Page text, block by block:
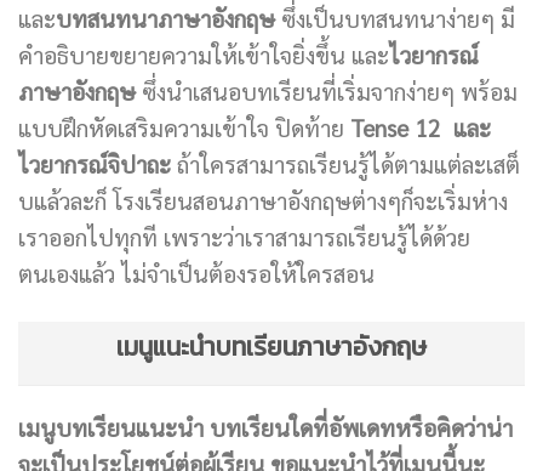
และบทสนทนาภาษาอังกฤษซึ่งเป็นบทสนทนาง่ายๆ มี
คำอธิบายขยายความให้เข้าใจยิ่งขึ้น และไวยากรณ์
ภาษาอังกฤษซึ่งนำเสนอบทเรียนที่เริ่มจากง่ายๆ พร้อม
แบบฝึกหัดเสริมความเข้าใจ ปิดท้าย Tense 12 และ
ไวยากรณ์จิปาถะ ถ้าใครสามารถเรียนรู้ได้ตามแต่ละเสต็
บแล้วละก็ โรงเรียนสอนภาษาอังกฤษต่างๆก็จะเริ่มห่าง
เราออกไปทุกที เพราะว่าเราสามารถเรียนรู้ได้ด้วย
ตนเองแล้ว ไม่จำเป็นต้องรอให้ใครสอน
เมนูแนะนำบทเรียนภาษาอังกฤษ
เมนูบทเรียนแนะนำ บทเรียนใดที่อัพเดทหรือคิดว่าน่า
จะเป็นประโยชน์ต่อผู้เรียน ขอแนะนำไว้ที่เมนูนี้นะ